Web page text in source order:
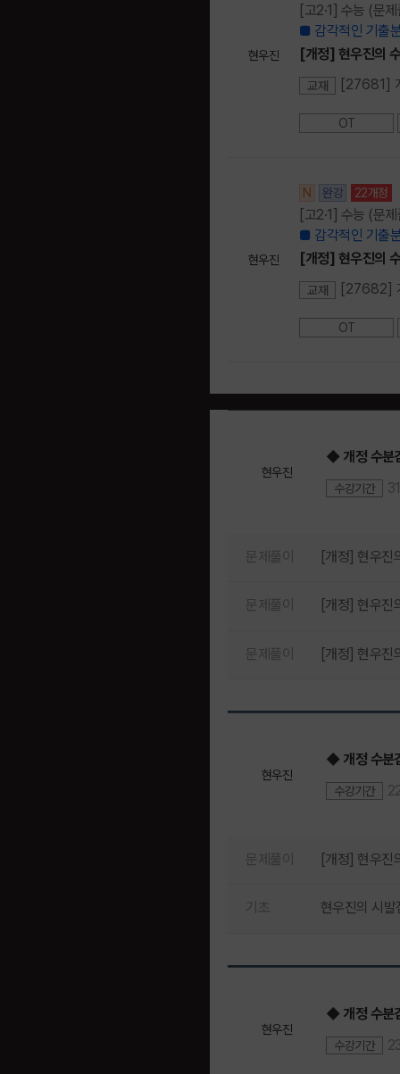
현우진
[고2·1] 수능 (문
■ 감각적인 기출
[개정] 현우진의
교재 [27681]
OT
현우진
N 완강 22개정
[고2·1] 수능 (문
■ 감각적인 기출
[개정] 현우진의
교재 [27682]
OT
현우진
◆ 개정 수분
수강기간
문제풀이 [개정] 현우진
문제풀이 [개정] 현우진
문제풀이 [개정] 현우진
현우진
◆ 개정 수분
수강기간
문제풀이 [개정] 현우진
기초 현우진의 시
현우진
◆ 개정 수분
수강기간